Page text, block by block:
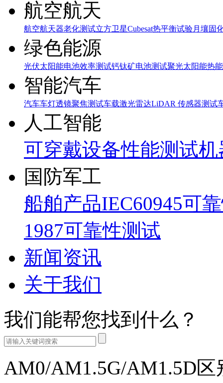
航空航天
航空航天器老化测试立方卫星Cubesat热平衡试验月壤固
绿色能源
光伏太阳能电池效率测试钙钛矿电池测试聚光太阳能热
智能汽车
汽车车灯透镜聚焦测试车载激光雷达LiDAR 传感器测试
人工智能
可穿戴设备性能测试机
国防军工
船舶产品IEC60945可
1987可靠性测试
新闻资讯
关于我们
我们能帮您找到什么？
AM0/AM1.5G/AM1.5D